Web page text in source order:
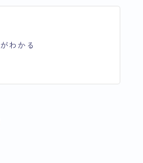
がわかる